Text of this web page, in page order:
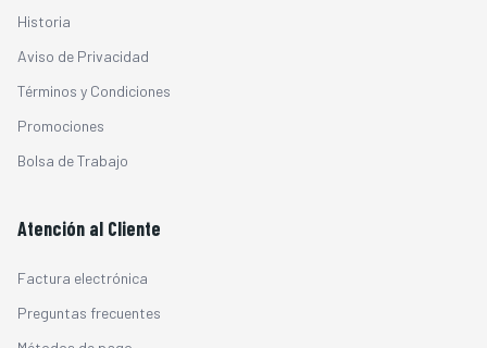
Historia
Aviso de Privacidad
Términos y Condiciones
Promociones
Bolsa de Trabajo
Atención al Cliente
Factura electrónica
Preguntas frecuentes